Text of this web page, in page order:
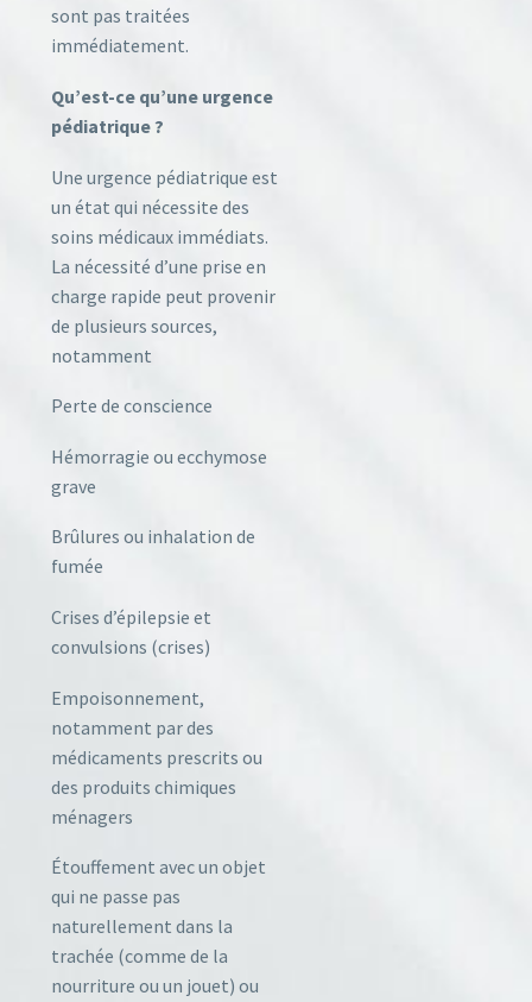
sont pas traitées
immédiatement.
Qu’est-ce qu’une urgence
pédiatrique ?
Une urgence pédiatrique est
un état qui nécessite des
soins médicaux immédiats.
La nécessité d’une prise en
charge rapide peut provenir
de plusieurs sources,
notamment
Perte de conscience
Hémorragie ou ecchymose
grave
Brûlures ou inhalation de
fumée
Crises d’épilepsie et
convulsions (crises)
Empoisonnement,
notamment par des
médicaments prescrits ou
des produits chimiques
ménagers
Étouffement avec un objet
qui ne passe pas
naturellement dans la
trachée (comme de la
nourriture ou un jouet) ou